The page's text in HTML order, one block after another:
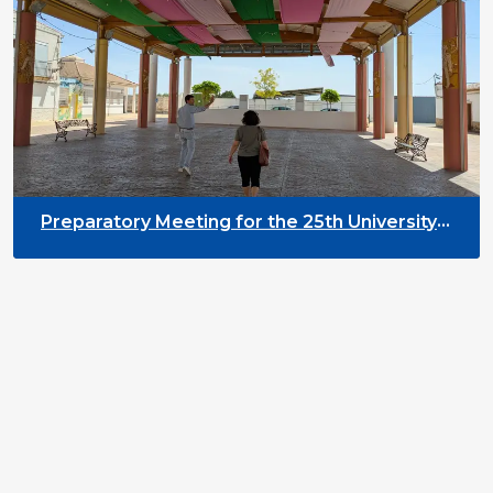
Preparatory Meeting for the 25th University